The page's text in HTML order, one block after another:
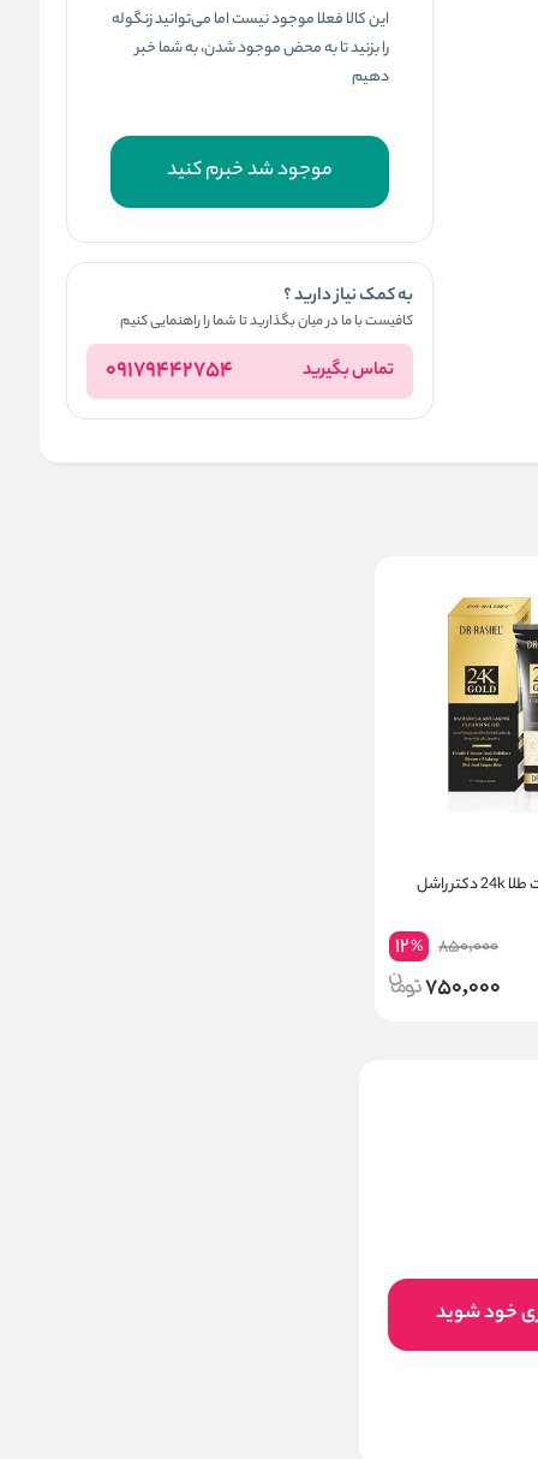
این کالا فعلا موجود نیست اما می‌توانید زنگوله
را بزنید تا به محض موجود شدن، به شما خبر
دهیم
موجود شد خبرم کنید
به کمک نیاز دارید ؟
کافیست با ما در میان بگذارید تا شما را راهنمایی کنیم
تماس بگیرید 09179442754
ژل شوینده صورت طلا 24k دکتر راشل
850,000
12%
750,000
خود شوید